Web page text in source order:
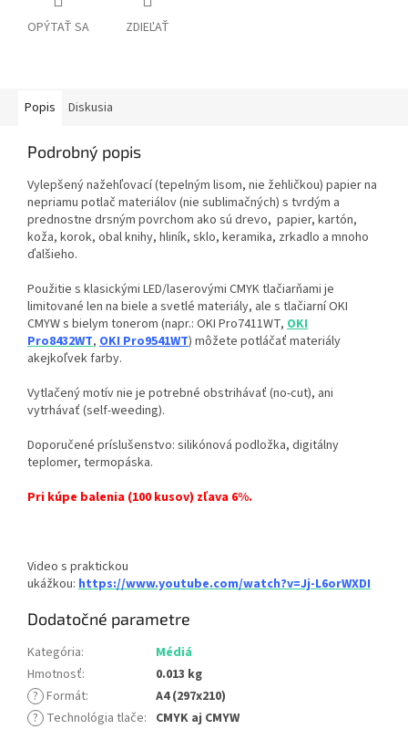
OPÝTAŤ SA ZDIEĽAŤ
Popis Diskusia
Podrobný popis
Vylepšený nažehľovací (tepelným lisom, nie žehličkou) papier na
nepriamu potlač materiálov (nie sublimačných) s tvrdým a
prednostne drsným povrchom ako sú drevo, papier, kartón,
koža, korok, obal knihy, hliník, sklo, keramika, zrkadlo a mnoho
ďalšieho.
Použitie s klasickými LED/laserovými CMYK tlačiarňami je
limitované len na biele a svetlé materiály, ale s tlačiarní OKI
CMYW s bielym tonerom (napr.: OKI Pro7411WT, OKI
Pro8432WT, OKI Pro9541WT) môžete potláčať materiály
akejkoľvek farby.
Vytlačený motív nie je potrebné obstrihávať (no-cut), ani
vytrhávať (self-weeding).
Doporučené príslušenstvo: silikónová podložka, digitálny
teplomer, termopáska.
Pri kúpe balenia (100 kusov) zľava 6%.
Video s praktickou
ukážkou: https://www.youtube.com/watch?v=Jj-L6orWXDI
Dodatočné parametre
Kategória:
Médiá
Hmotnosť:
0.013 kg
? Formát:
A4 (297x210)
? Technológia tlače: CMYK aj CMYW